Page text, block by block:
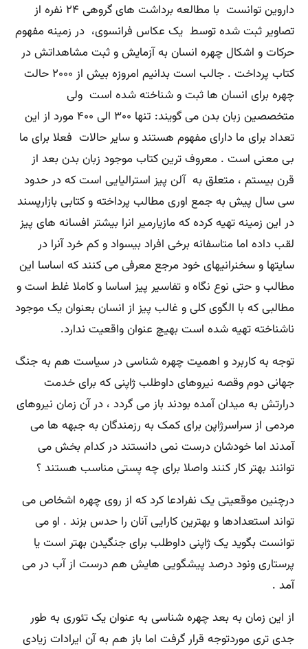
داروین توانست با مطالعه برداشت های گروهی ۲۴ نفره از
تصاویر ثبت شده توسط یک عکاس فرانسوی، در زمینه مفهوم
حرکات و اشکال چهره انسان به آزمایش و ثبت مشاهداتش در
کتاب پرداخت . جالب است بدانیم امروزه بیش از ۲۰۰۰ حالت
چهره برای انسان ها ثبت و شناخته شده است ولی
متخصصین زبان بدن می گویند: تنها ۳۰۰ الی ۴۰۰ مورد از این
تعداد برای ما دارای مفهوم هستند و سایر حالات فعلا برای ما
بی معنی است . معروف ترین کتاب موجود زبان بدن بعد از
قرن بیستم ، متعلق به آلن پیز استرالیایی است که در حدود
سی سال پیش به جمع اوری مطالب پرداخته و کتابی بازارپسند
در این زمینه تهیه کرده که مازیارمیر انرا بیشتر افسانه های پیز
لقب داده اما متاسفانه برخی افراد بیسواد و کم خرد آنرا در
سایتها و سخنرانیهای خود مرجع معرفی می کنند که اساسا این
مطالب و حتی نوع نگاه و تفاسیر پیز اساسا و کاملا غلط است و
مطالبی که با الگوی کلی و غالب پیز از انسان بعنوان یک موجود
ناشناخته تهیه شده است بهیچ عنوان واقعیت ندارد.
توجه به کاربرد و اهمیت چهره شناسی در سیاست هم به جنگ
جهانی دوم وقصه نیروهای داوطلب ژاپنی که برای خدمت
درارتش به میدان آمده بودند باز می گردد ، در آن زمان نیروهای
مردمی از سراسرژاپن برای کمک به رزمندگان به جبهه ها می
آمدند اما خودشان درست نمی دانستند در کدام بخش می
توانند بهتر کار کنند واصلا برای چه پستی مناسب هستند ؟
درچنین موقعیتی یک نفرادعا کرد که از روی چهره اشخاص می
تواند استعدادها و بهترین کارایی آنان را حدس بزند . او می
توانست بگوید یک ژاپنی داوطلب برای جنگیدن بهتر است یا
پرستاری ونود درصد پیشگویی هایش هم درست از آب در می
آمد .
از این زمان به بعد چهره شناسی به عنوان یک تئوری به طور
جدی تری موردتوجه قرار گرفت اما باز هم به آن ایرادات زیادی